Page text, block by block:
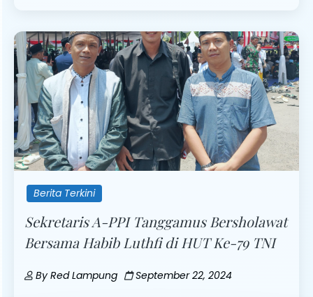
Berita Terkini
Sekretaris A-PPI Tanggamus Bersholawat
Bersama Habib Luthfi di HUT Ke-79 TNI
By Red Lampung September 22, 2024